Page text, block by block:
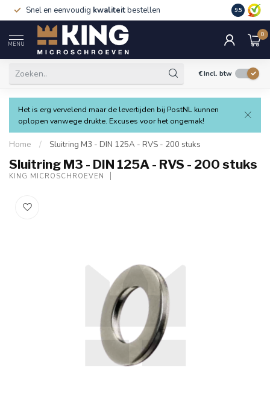
Snel en eenvoudig kwaliteitbestellen 9.5
MENU
0
€Incl. btw
Het is erg vervelend maar de levertijden bij PostNL kunnen
oplopen vanwege drukte. Excuses voor het ongemak!
Home / Sluitring M3 - DIN 125A - RVS - 200 stuks
Sluitring M3 - DIN 125A - RVS - 200 stuks
KING MICROSCHROEVEN